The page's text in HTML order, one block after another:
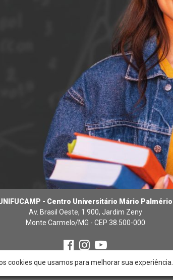
- Centro Universitário Mário Palmério
Av. Brasil Oeste, 1.900, Jardim Zeny
Monte Carmelo/MG - CEP 38.500-000
© 2026 - UNIFUCAMP
cookies que usamos para melhorar sua experiência.